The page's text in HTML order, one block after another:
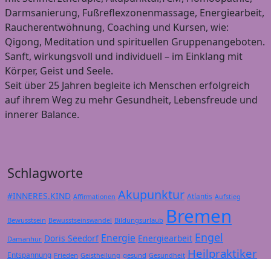
Darmsanierung, Fußreflexzonenmassage, Energiearbeit,
Raucherentwöhnung, Coaching und Kursen, wie:
Qigong, Meditation und spirituellen Gruppenangeboten.
Sanft, wirkungsvoll und individuell – im Einklang mit
Körper, Geist und Seele.
Seit über 25 Jahren begleite ich Menschen erfolgreich
auf ihrem Weg zu mehr Gesundheit, Lebensfreude und
innerer Balance.
Schlagworte
#INNERES.KIND Affirmationen Akupunktur Atlantis Aufstieg
Bewusstsein Bewusstseinswandel Bildungsurlaub Bremen
Damanhur Doris Seedorf Energie Energiearbeit Engel
Entspannung Frieden Geistheilung gesund Gesundheit Heilpraktiker